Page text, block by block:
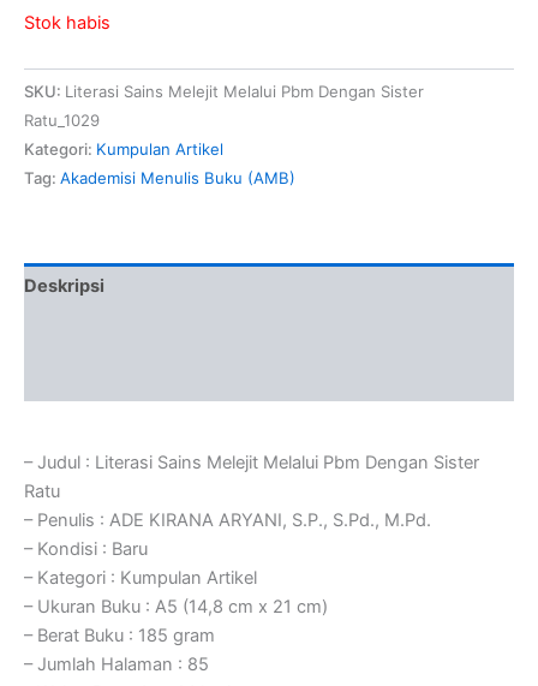
Stok habis
SKU: Literasi Sains Melejit Melalui Pbm Dengan Sister
Ratu_1029
Kategori: Kumpulan Artikel
Tag: Akademisi Menulis Buku (AMB)
Deskripsi
– Judul : Literasi Sains Melejit Melalui Pbm Dengan Sister
Ratu
– Penulis : ADE KIRANA ARYANI, S.P., S.Pd., M.Pd.
– Kondisi : Baru
– Kategori : Kumpulan Artikel
– Ukuran Buku : A5 (14,8 cm x 21 cm)
– Berat Buku : 185 gram
– Jumlah Halaman : 85